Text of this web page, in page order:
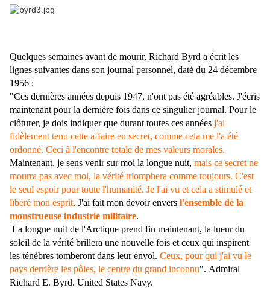
Quelques semaines avant de mourir, Richard Byrd a écrit les
lignes suivantes dans son journal personnel, daté du 24 décembre
1956 :
"Ces dernières années depuis 1947, n'ont pas été agréables. J'écris
maintenant pour la dernière fois dans ce singulier journal. Pour le
clôturer, je dois indiquer que durant toutes ces années j'ai
fidèlement tenu cette affaire en secret, comme cela me l'a été
ordonné. Ceci à l'encontre totale de mes valeurs morales.
Maintenant, je sens venir sur moi la longue nuit, mais ce secret ne
mourra pas avec moi, la vérité triomphera comme toujours. C'est
le seul espoir pour toute l'humanité. Je l'ai vu et cela a stimulé et
libéré mon esprit. J'ai fait mon devoir envers l'ensemble de la
monstrueuse industrie militaire.
La longue nuit de l'Arctique prend fin maintenant, la lueur du
soleil de la vérité brillera une nouvelle fois et ceux qui inspirent
les ténèbres tomberont dans leur envol. Ceux, pour qui j'ai vu le
pays derrière les pôles, le centre du grand inconnu". Admiral
Richard E. Byrd. United States Navy.